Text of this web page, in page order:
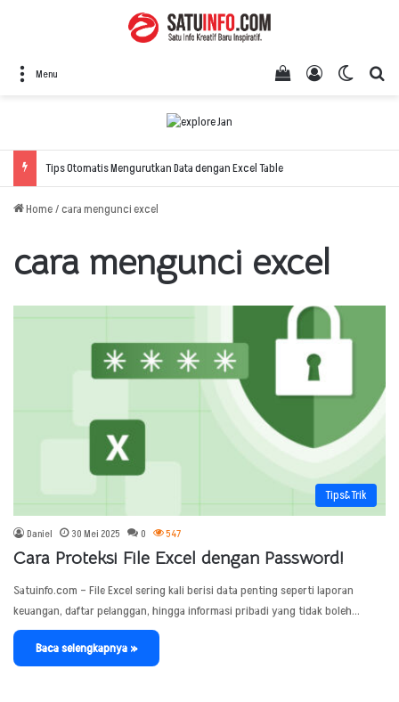
Menu Switch
Log In
View your
Tips Otomatis Mengurutkan Data dengan Excel Table
Home/cara mengunci excel
cara mengunci excel
Tips&Trik
Daniel 30 Mei 2025 0 547
Cara Proteksi File Excel dengan Password!
Satuinfo.com – File Excel sering kali berisi data penting seperti laporan
keuangan, daftar pelanggan, hingga informasi pribadi yang tidak boleh…
Baca selengkapnya »